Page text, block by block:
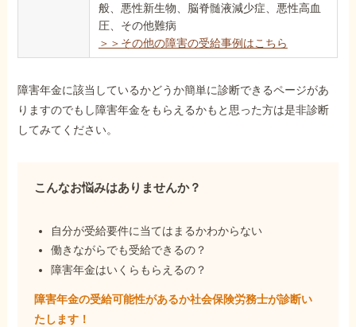
般、悪性新生物、脳脊髄液減少症、悪性高血
圧、その他難病
＞＞その他の障害の受給事例はこちら
障害年金に該当しているかどうか簡単に診断できるページがあ
りますのでもし障害年金をもらえるかもと思った方は是非診断
してみてください。
こんなお悩みはありませんか？
自分が受給要件に当てはまるかわからない
働きながらでも受給できるの？
障害年金はいくらもらえるの？
障害年金の受給可能性があるか社会保険労務士が診断い
たします！